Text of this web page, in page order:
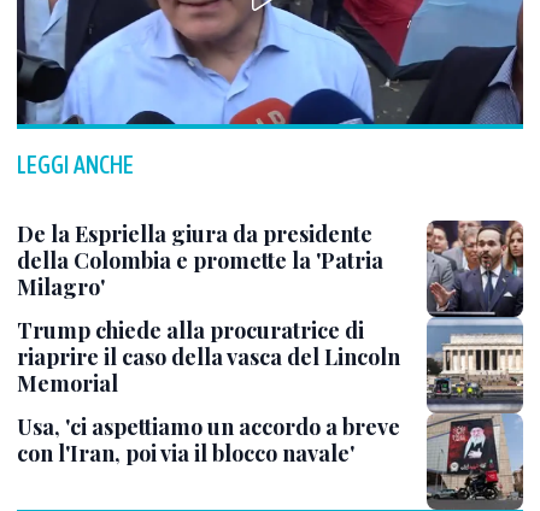
LEGGI ANCHE
De la Espriella giura da presidente
della Colombia e promette la 'Patria
Milagro'
Trump chiede alla procuratrice di
riaprire il caso della vasca del Lincoln
Memorial
Usa, 'ci aspettiamo un accordo a breve
con l'Iran, poi via il blocco navale'